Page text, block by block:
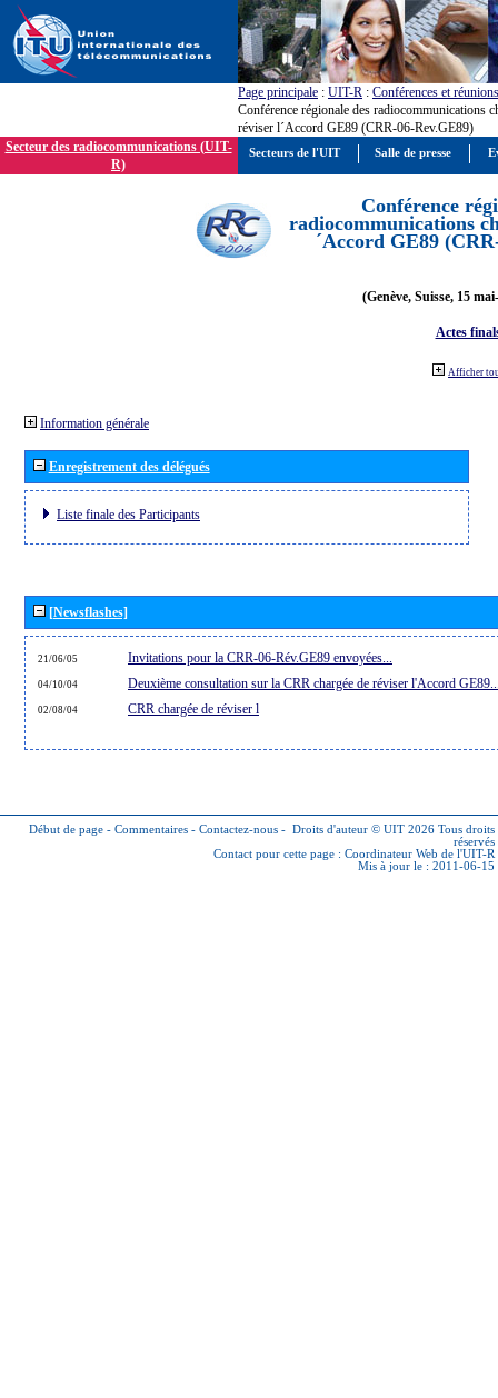
Page principale : UIT-R : Conférences et réunions
Conférence régionale des radiocommunications
réviser l´Accord GE89 (CRR-06-Rev.GE89)
Secteur des radiocommunications (UIT-
R)
Conférence
radiocommunications
´Accord GE89
(Genève, Suisse, 15
Actes
Afficher
Information générale
Enregistrement des délégués
Liste finale des Participants
[Newsflashes]
21/06/05 Invitations pour la CRR-06-Rév.GE89 envoyées...
04/10/04 Deuxième consultation sur la CRR chargée de réviser l'Accord
02/08/04 CRR chargée de réviser l
Début de page - Commentaires - Contactez-nous - Droits d'auteur © UIT 2026 Tous droits
réservés
Contact pour cette page : Coordinateur Web de l'UIT-R
Mis à jour le : 2011-06-15
Secteurs de l'UIT Salle de presse